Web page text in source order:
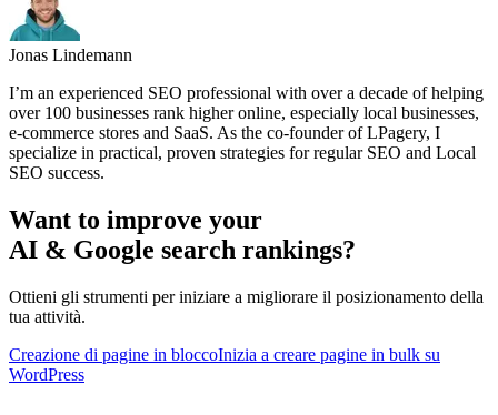
Jonas Lindemann
I’m an experienced SEO professional with over a decade of helping
over 100 businesses rank higher online, especially local businesses,
e-commerce stores and SaaS. As the co-founder of LPagery, I
specialize in practical, proven strategies for regular SEO and Local
SEO success.
Want to improve your
AI & Google search rankings?
Ottieni gli strumenti per iniziare a migliorare il posizionamento della
tua attività.
Creazione di pagine in bloccoInizia a creare pagine in bulk su
WordPress